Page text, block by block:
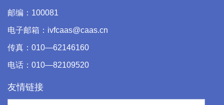
邮编：100081
电子邮箱：ivfcaas@caas.cn
传真：010—62146160
电话：010—82109520
友情链接